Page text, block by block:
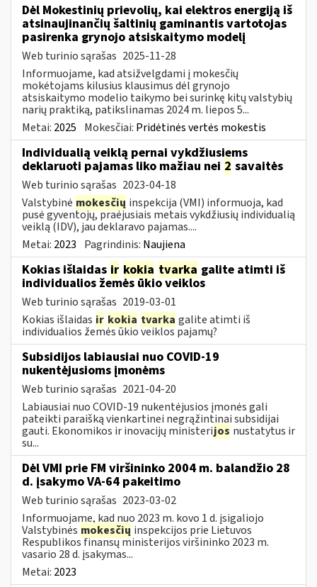
Dėl Mokestinių prievolių, kai elektros energiją iš
atsinaujinančių šaltinių gaminantis vartotojas
pasirenka grynojo atsiskaitymo modelį
Web turinio sąrašas 2025-11-28
Informuojame, kad atsižvelgdami į mokesčių
mokėtojams kilusius klausimus dėl grynojo
atsiskaitymo modelio taikymo bei surinkę kitų valstybių
narių praktiką, patikslinamas 2024 m. liepos 5...
Metai: 2025 Mokesčiai: Pridėtinės vertės mokestis
Individualią veiklą pernai vykdžiusiems
deklaruoti pajamas liko mažiau nei 2 savaitės
Web turinio sąrašas 2023-04-18
Valstybinė mokesčių inspekcija (VMI) informuoja, kad
pusė gyventojų, praėjusiais metais vykdžiusių individualią
veiklą (IDV), jau deklaravo pajamas....
Metai: 2023 Pagrindinis: Naujiena
Kokias išlaidas ir kokia tvarka galite atimti iš
individualios žemės ūkio veiklos
Web turinio sąrašas 2019-03-01
Kokias išlaidas ir kokia tvarka galite atimti iš
individualios žemės ūkio veiklos pajamų?
Subsidijos labiausiai nuo COVID-19
nukentėjusioms įmonėms
Web turinio sąrašas 2021-04-20
Labiausiai nuo COVID-19 nukentėjusios įmonės gali
pateikti paraišką vienkartinei negrąžintinai subsidijai
gauti. Ekonomikos ir inovacijų ministerijos nustatytus ir
su...
Dėl VMI prie FM viršininko 2004 m. balandžio 28
d. įsakymo VA-64 pakeitimo
Web turinio sąrašas 2023-03-02
Informuojame, kad nuo 2023 m. kovo 1 d. įsigaliojo
Valstybinės mokesčių inspekcijos prie Lietuvos
Respublikos finansų ministerijos viršininko 2023 m.
vasario 28 d. įsakymas...
Metai: 2023